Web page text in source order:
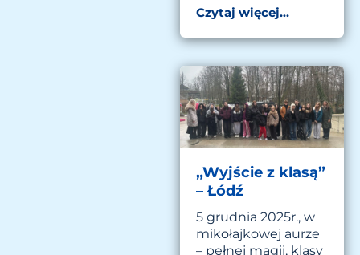
Czytaj więcej...
„Wyjście z klasą”
– Łódź
5 grudnia 2025r., w
mikołajkowej aurze
– pełnej magii, klasy